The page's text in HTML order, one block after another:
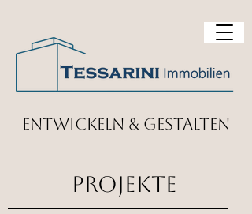
entwickeln & gestalten
projekte